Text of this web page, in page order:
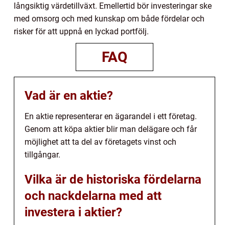
långsiktig värdetillväxt. Emellertid bör investeringar ske
med omsorg och med kunskap om både fördelar och
risker för att uppnå en lyckad portfölj.
FAQ
Vad är en aktie?
En aktie representerar en ägarandel i ett företag.
Genom att köpa aktier blir man delägare och får
möjlighet att ta del av företagets vinst och
tillgångar.
Vilka är de historiska fördelarna
och nackdelarna med att
investera i aktier?